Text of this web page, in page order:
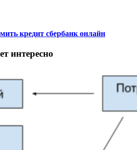
кредит сбербанк онлайн
интересно